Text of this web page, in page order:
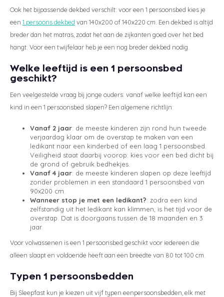
Ook het bijpassende dekbed verschilt: voor een 1 persoonsbed kies je
een 1 persoons dekbed van 140x200 of 140x220 cm. Een dekbed is altijd
breder dan het matras, zodat het aan de zijkanten goed over het bed
hangt. Voor een twijfelaar heb je een nog breder dekbed nodig.
Welke leeftijd is een 1 persoonsbed
geschikt?
Een veelgestelde vraag bij jonge ouders: vanaf welke leeftijd kan een
kind in een 1 persoonsbed slapen? Een algemene richtlijn:
Vanaf 2 jaar: de meeste kinderen zijn rond hun tweede
verjaardag klaar om de overstap te maken van een
ledikant naar een kinderbed of een laag 1 persoonsbed.
Veiligheid staat daarbij voorop: kies voor een bed dicht bij
de grond of gebruik bedhekjes.
Vanaf 4 jaar: de meeste kinderen slapen op deze leeftijd
zonder problemen in een standaard 1 persoonsbed van
90x200 cm.
Wanneer stop je met een ledikant?: zodra een kind
zelfstandig uit het ledikant kan klimmen, is het tijd voor de
overstap. Dat is doorgaans tussen de 18 maanden en 3
jaar.
Voor volwassenen is een 1 persoonsbed geschikt voor iedereen die
alleen slaapt en voldoende heeft aan een breedte van 80 tot 100 cm.
Typen 1 persoonsbedden
Bij Sleepfast kun je kiezen uit vijf typen eenpersoonsbedden, elk met